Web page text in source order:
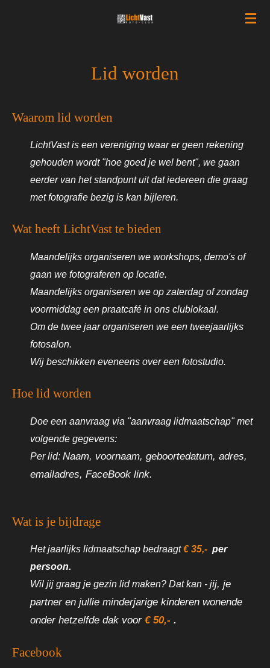
Lid worden
Waarom lid worden
LichtVast is een vereniging waar er geen rekening
gehouden wordt "hoe goed je wel bent", we gaan
eerder van het standpunt uit dat iedereen die graag
met fotografie bezig is kan bijleren.
Wat heeft LichtVast te bieden
Maandelijks organiseren we workshops, demo's of
gaan we fotograferen op locatie.
Maandelijks organiseren we op zaterdag of zondag
voormiddag een praatcafé in ons clublokaal.
Om de twee jaar organiseren we een tweejaarlijks
fotosalon.
Wij beschikken eveneens over een fotostudio.
Hoe lid worden
Doe een aanvraag via "aanvraag lidmaatschap" met
volgende gegevens:
Per lid: Naam, voornaam, geboortedatum, adres,
emailadres, FaceBook link.
Wat is je bijdrage
Het jaarlijks lidmaatschap bedraagt€35,- per
persoon.
Wil jij graag je gezin lid maken? Dat kan - jij, je
partner en jullie minderjarige kinderen wonende
onder hetzelfde dak voor € 50,- .
Facebook